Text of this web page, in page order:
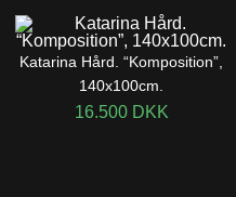
Katarina Hård. “Komposition”,
140x100cm.
16.500 DKK